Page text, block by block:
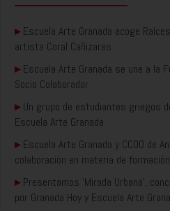
▸Escuela Arte Granada acoge
artista Coral Cañizares
▸Escuela Arte Granada se une a la
Socio Colaborador
▸Un grupo de estudiantes griegos
Escuela Arte Granada
▸Escuela Arte Granada y CCOO de
colaboración en materia de formación
▸Presentamos ‘Mirada Urbana’,
por Granada Hoy y Escuela Arte